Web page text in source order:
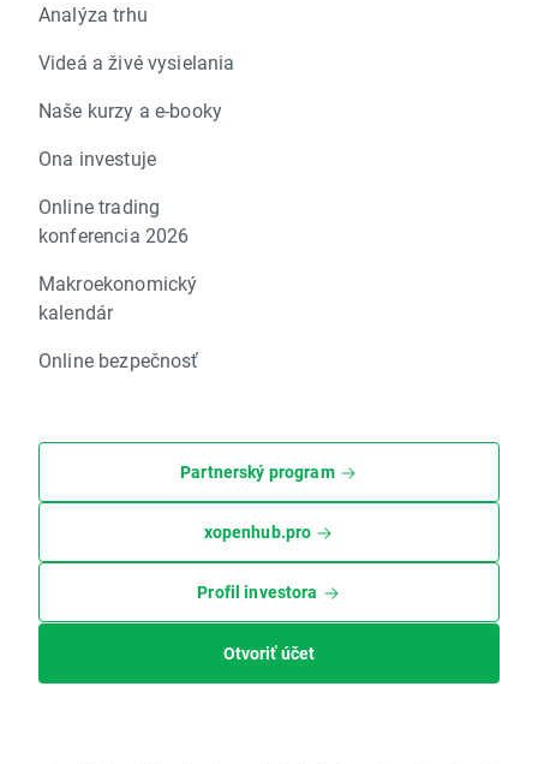
Analýza trhu
Videá a živé vysielania
Naše kurzy a e-booky
Ona investuje
Online trading
konferencia 2026
Makroekonomický
kalendár
Online bezpečnosť
Partnerský program
xopenhub.pro
Profil investora
Otvoriť účet